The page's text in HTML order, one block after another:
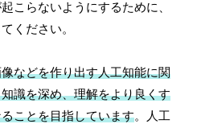
こらないようにするために、
ください。
などを作り出す人工知能に関
識を深め、理解をより良くす
ことを目指しています。人工